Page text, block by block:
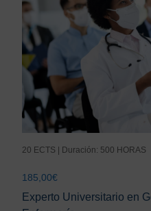
20 ECTS | Duración: 500 HORAS
185,00€
Experto Universitario en